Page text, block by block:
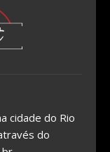
cidade do Rio
do